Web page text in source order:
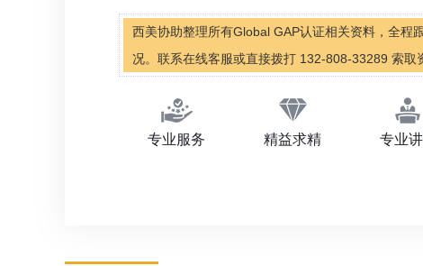
西美协助整理所有Global GAP认证相关资料，全程
况。联系在线客服或直接拨打 132-808-33289 索取
专业服务 精益求精 专业